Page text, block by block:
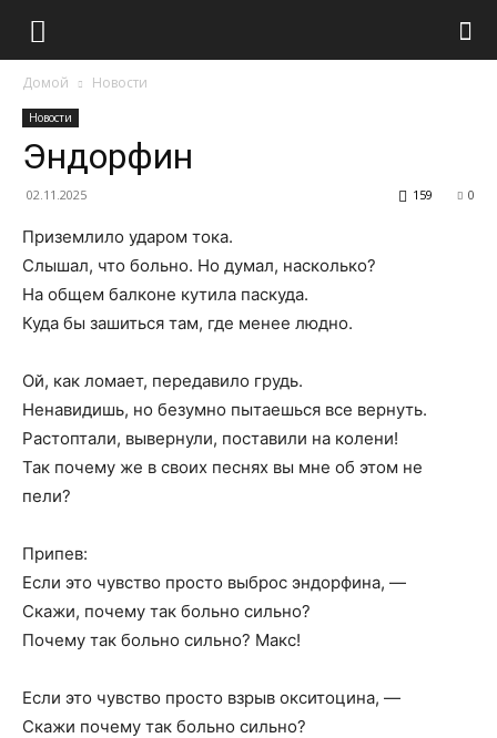
Домой Новости
Новости
Эндорфин
02.11.2025 0
159
Приземлило ударом тока.
Слышал, что больно. Но думал, насколько?
На общем балконе кутила паскуда.
Куда бы зашиться там, где менее людно.
Ой, как ломает, передавило грудь.
Ненавидишь, но безумно пытаешься все вернуть.
Растоптали, вывернули, поставили на колени!
Так почему же в своих песнях вы мне об этом не
пели?
Припев:
Если это чувство просто выброс эндорфина, —
Скажи, почему так больно сильно?
Почему так больно сильно? Макс!
Если это чувство просто взрыв окситоцина, —
Скажи почему так больно сильно?